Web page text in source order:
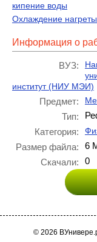
кипение воды
Охлаждение
Информация о
ВУЗ:
институт (НИУ МЭИ)
Предмет:
Тип:
Категория:
Размер файла:
6
Скачали:
0
© 2026